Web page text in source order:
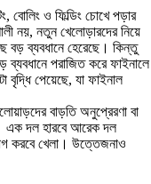
বোলিং ও ফিল্ডিং চোখে পড়ার
নয়, নতুন খেলোড়ারদের নিয়ে
বড় ব্যবধানে হেরেছে। কিন্তু
ব্যবধানে পরাজিত করে ফাইনালে
বৃদ্ধি পেয়েছে, যা ফাইনাল
বাড়তি অনুপ্রেরণা বা
এক দল হারবে আরেক দল
করবে খেলা। উত্তেজনাও